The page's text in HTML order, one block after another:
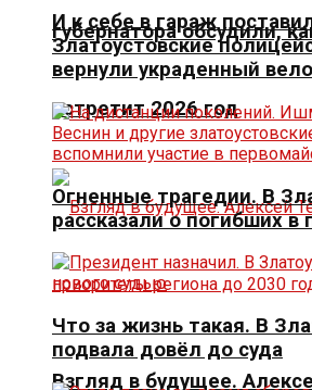
губернатора обсудили,
встретит 2026 год
Взгляд в будущее.
И к себе в гараж
Златоустовские
вернули украденный
Огненные трагедии. В
рассказали о погибших в
Что за жизнь такая. В
подвала довёл до суда